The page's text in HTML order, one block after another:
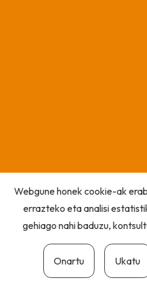
Webgune honek cookie-ak
errazteko eta analisi
gehiago nahi baduzu,
Onartu Ukatu